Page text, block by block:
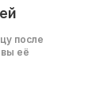
после
её